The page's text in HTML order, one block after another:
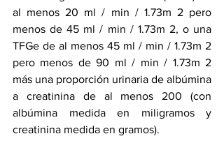
al menos 20 ml / min / 1.73m 2 pero
menos de 45 ml / min / 1.73m 2, o una
TFGe de al menos 45 ml / min / 1.73m 2
pero menos de 90 ml / min / 1.73m 2
más una proporción urinaria de albúmina
albúmina
creatinina medida en gramos).